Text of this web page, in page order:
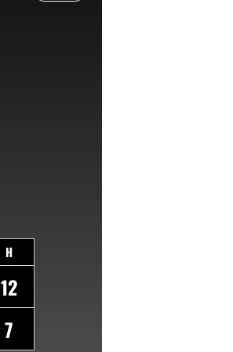
H
12
7